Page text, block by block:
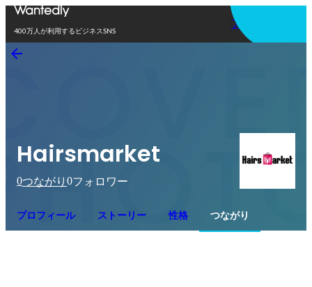
400万人が利用するビジネスSNS
アプリを使う
Hairsmarket
0つながり 0フォロワー
プロフィール ストーリー 性格 つながり